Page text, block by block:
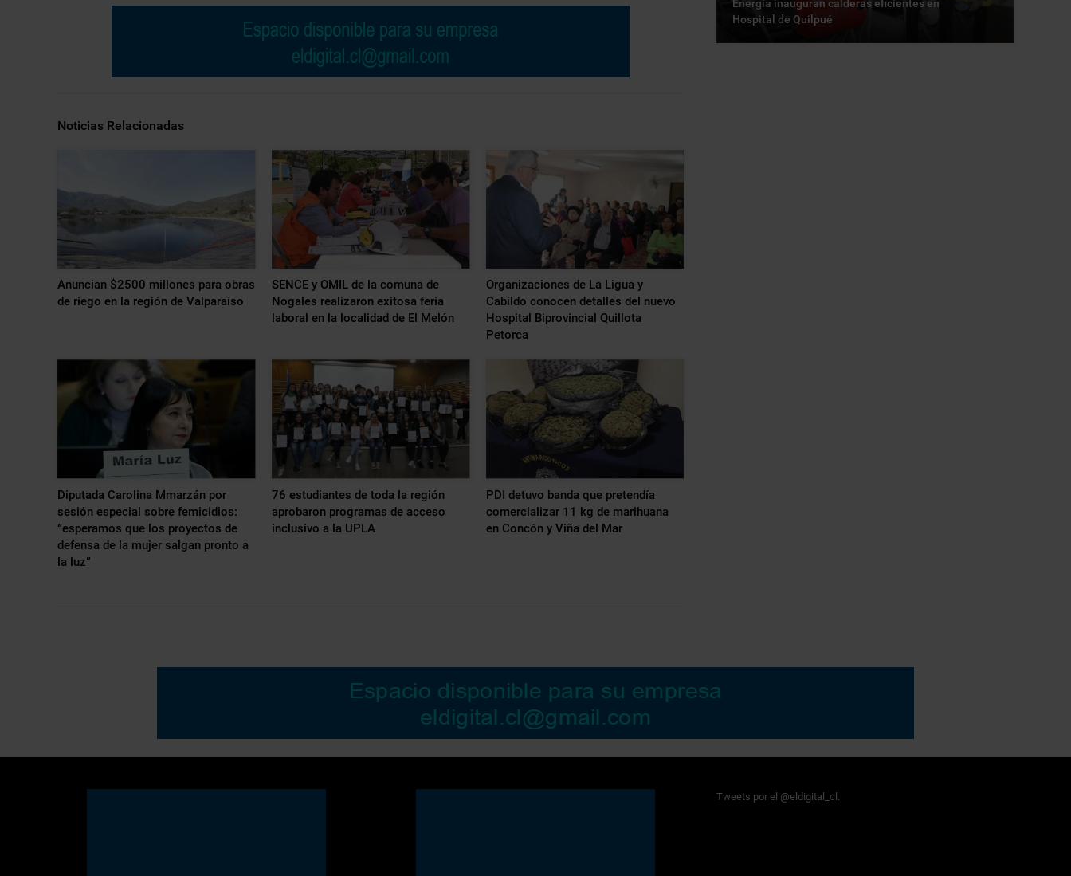
Noticias Relacionadas
Anuncian $2500 millones para obras
de riego en la región de Valparaíso
SENCE y OMIL de la comuna de
Nogales realizaron exitosa feria
laboral en la localidad de El Melón
Organizaciones de La Ligua y
Cabildo conocen detalles del nuevo
Hospital Biprovincial Quillota
Petorca
Diputada Carolina Mmarzán por
sesión especial sobre femicidios:
“esperamos que los proyectos de
defensa de la mujer salgan pronto a
la luz”
76 estudiantes de toda la región
aprobaron programas de acceso
inclusivo a la UPLA
PDI detuvo banda que pretendía
comercializar 11 kg de marihuana
en Concón y Viña del Mar
Energía inauguran calderas eficientes en
Hospital de Quilpué
Tweets por el @eldigital_cl.